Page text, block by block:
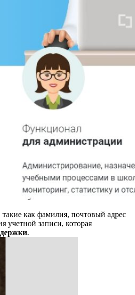
как фамилия, почтовый адрес
учетной записи, которая
.